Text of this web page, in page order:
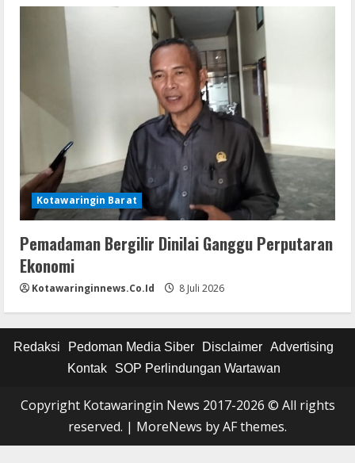
Kotawaringin Barat
Pemadaman Bergilir Dinilai Ganggu Perputaran
Ekonomi
Kotawaringinnews.co.id 8 Juli 2026
Redaksi Pedoman Media Siber Disclaimer Advertising
Kontak
SOP Perlindungan Wartawan
Copyright Kotawaringin News 2017-2026 © All rights
reserved. | MoreNews by AF themes.